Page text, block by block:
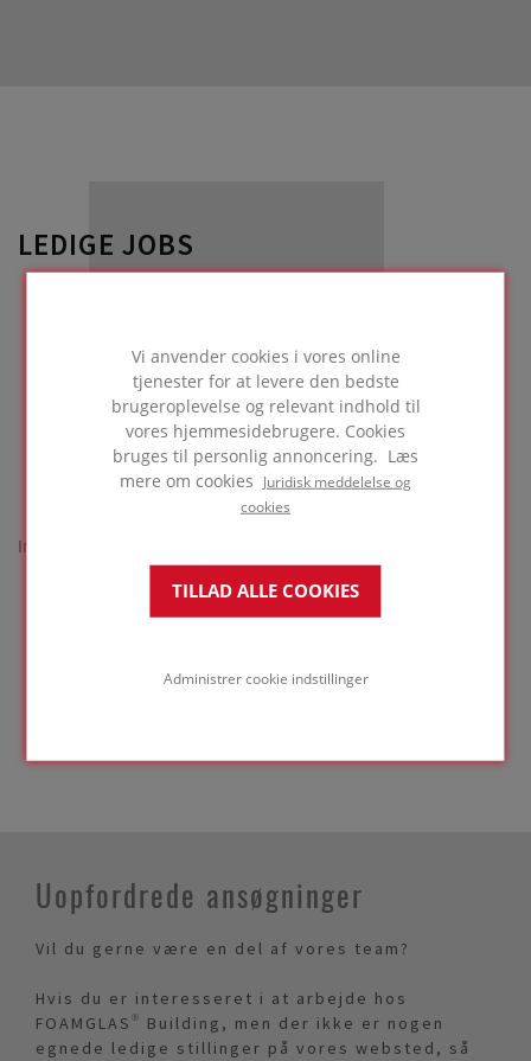
Vi anvender cookies i vores online
tjenester for at levere den bedste
brugeroplevelse og relevant indhold til
vores hjemmesidebrugere. Cookies
bruges til personlig annoncering. Læs
mere om cookies
Juridisk meddelelse og
cookies
TILLAD ALLE COOKIES
Administrer cookie indstillinger
LEDIGE JOBS
Ingen søgeresultater
FirstPreviousNextLast
Uopfordrede ansøgninger
Vil du gerne være en del af vores team?
Hvis du er interesseret i at arbejde hos
FOAMGLAS® Building, men der ikke er nogen
egnede ledige stillinger på vores websted, så